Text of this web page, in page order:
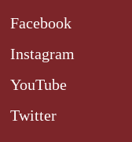
Facebook
Instagram
YouTube
Twitter